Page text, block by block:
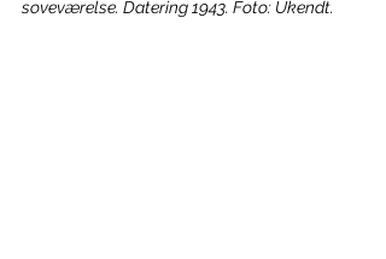
soveværelse. Datering 1943. Foto: Ukendt.